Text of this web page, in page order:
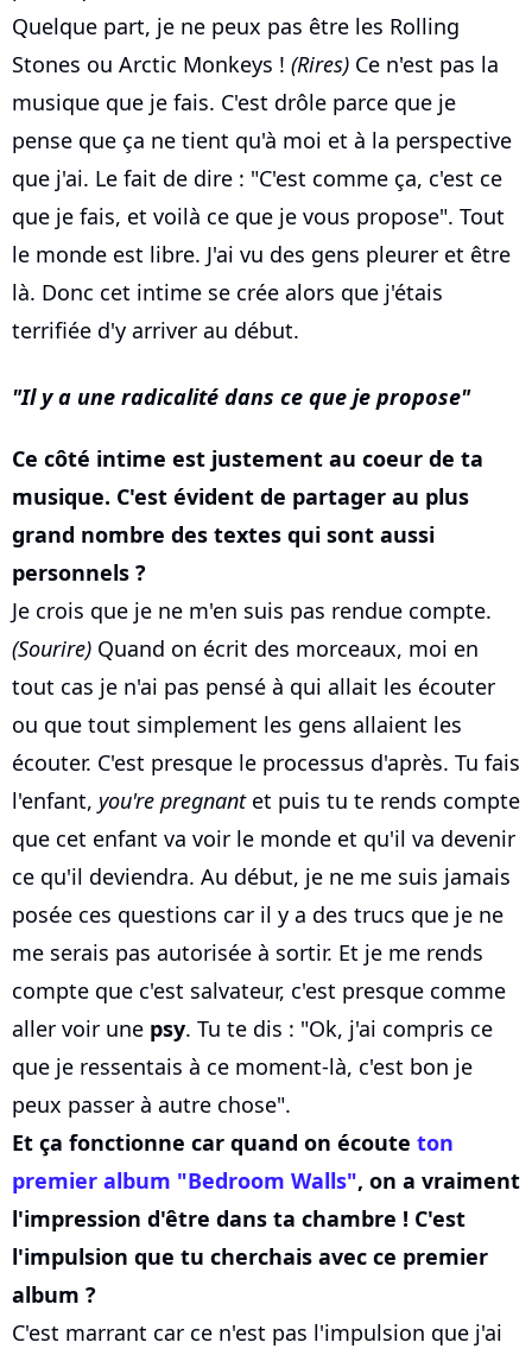
Quelque part, je ne peux pas être les Rolling
Stones ou Arctic Monkeys ! (Rires) Ce n'est pas la
musique que je fais. C'est drôle parce que je
pense que ça ne tient qu'à moi et à la perspective
que j'ai. Le fait de dire : "C'est comme ça, c'est ce
que je fais, et voilà ce que je vous propose". Tout
le monde est libre. J'ai vu des gens pleurer et être
là. Donc cet intime se crée alors que j'étais
terrifiée d'y arriver au début.
Il y a une radicalité dans ce que je propose
Ce côté intime est justement au coeur de ta
musique. C'est évident de partager au plus
grand nombre des textes qui sont aussi
personnels ?
Je crois que je ne m'en suis pas rendue compte.
(Sourire) Quand on écrit des morceaux, moi en
tout cas je n'ai pas pensé à qui allait les écouter
ou que tout simplement les gens allaient les
écouter. C'est presque le processus d'après. Tu fais
l'enfant, you're pregnantet puis tu te rends compte
que cet enfant va voir le monde et qu'il va devenir
ce qu'il deviendra. Au début, je ne me suis jamais
posée ces questions car il y a des trucs que je ne
me serais pas autorisée à sortir. Et je me rends
compte que c'est salvateur, c'est presque comme
aller voir une psy. Tu te dis : "Ok, j'ai compris ce
que je ressentais à ce moment-là, c'est bon je
peux passer à autre chose".
Et ça fonctionne car quand on écoute ton
premier album "Bedroom Walls", on a vraiment
l'impression d'être dans ta chambre ! C'est
l'impulsion que tu cherchais avec ce premier
album ?
C'est marrant car ce n'est pas l'impulsion que j'ai